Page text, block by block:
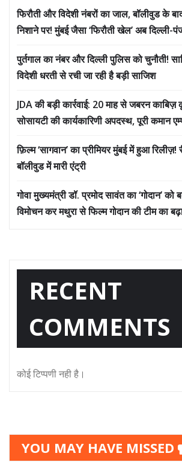
फिरौती और विदेशी नंबरों का जाल, बॉलीवुड के
निशाने पर! मुंबई जैसा ‘फिरौती खेल’ अब दिल्ली-
पुर्तगाल का नंबर और दिल्ली पुलिस को चुनौती!
विदेशी धरती से रची जा रही है बड़ी साजिश
JDA की बड़ी कार्रवाई: 20 माह से जबरन
सोसायटी की कार्यकारिणी अपदस्थ, पूरी कमान
फ़िल्म ‘सागवान’ का प्रीमियर मुंबई में हुआ
बॉलीवुड में मारी एंट्री
गोवा मुख्यमंत्री डॉ. प्रमोद सावंत का ‘गोदान’ को
विमोचन कर मथुरा से फिल्म गोदान की टीम का
RECENT
COMMENTS
कोई टिप्पणी नही है।
YOU MAY HAVE MISSED